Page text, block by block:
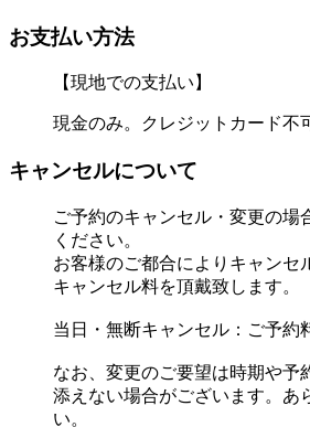
お支払い方法
【現地での支払い】
現金のみ。クレジットカード不
キャンセルについて
ご予約のキャンセル・変更の場
ください。
お客様のご都合によりキャンセ
キャンセル料を頂戴致します。
当日・無断キャンセル：ご予約
なお、変更のご要望は時期や予
添えない場合がございます。あ
い。